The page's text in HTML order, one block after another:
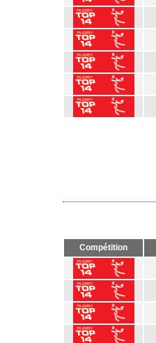
Compétition